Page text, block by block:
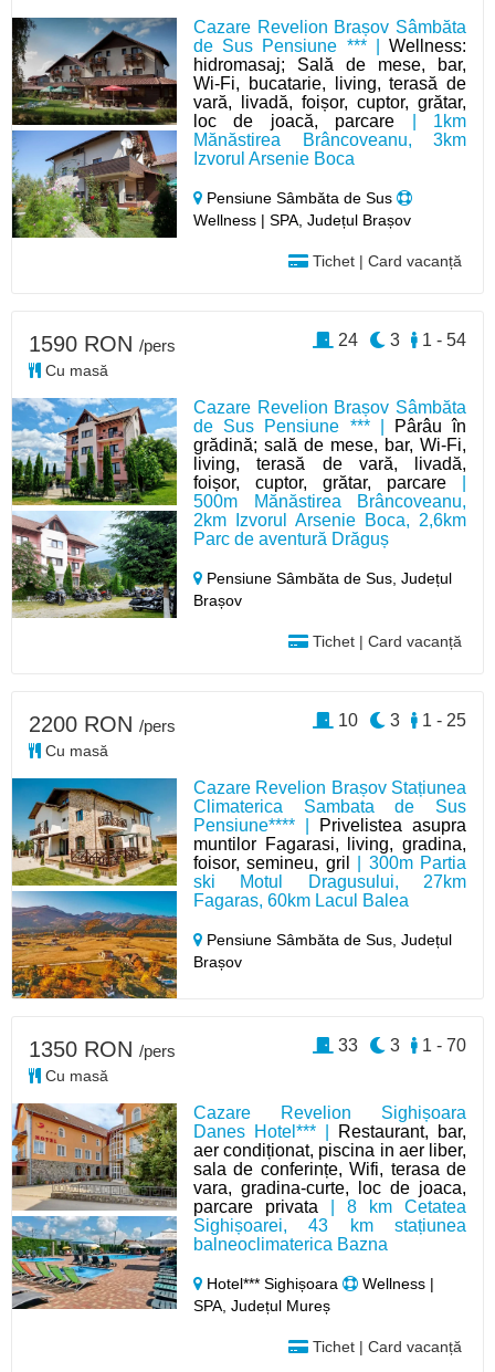
Cazare Revelion Brașov Sâmbăta
de Sus Pensiune *** | Wellness:
hidromasaj; Sală de mese, bar,
Wi-Fi, bucatarie, living, terasă de
vară, livadă, foișor, cuptor, grătar,
loc de joacă, parcare | 1km
Mănăstirea Brâncoveanu, 3km
Izvorul Arsenie Boca
Pensiune Sâmbăta de Sus
Wellness | SPA, Județul Brașov
Tichet | Card vacanță
Cazare Revelion Brașov Sâmbăta
de Sus Pensiune *** |
Pârâu în
grădină; sală de mese, bar, Wi-Fi,
living, terasă de vară, livadă,
foișor, cuptor, grătar, parcare
500m Mănăstirea Brâncoveanu,
2km Izvorul Arsenie Boca, 2,6km
Parc de aventură Drăguș
Pensiune Sâmbăta de Sus,Județul
Brașov
Tichet | Card vacanță
1590 RON /pers
Cu masă
1 - 54
3
24
Cazare Revelion Brașov Stațiunea
Climaterica Sambata de Sus
Pensiune**** |
Privelistea asupra
muntilor Fagarasi, living, gradina,
foisor, semineu, gril
| 300m Partia
ski Motul Dragusului, 27km
Fagaras, 60km Lacul Balea
Pensiune Sâmbăta de Sus,Județul
Brașov
2200 RON /pers
Cu masă
1 - 25
3
10
Cazare Revelion Sighișoara
Danes Hotel*** |
Restaurant, bar,
aer condiționat, piscina in aer liber,
sala de conferințe, Wifi, terasa de
vara, gradina-curte, loc de joaca,
parcare privata | 8 km Cetatea
Sighișoarei, 43 km stațiunea
balneoclimaterica Bazna
Hotel*** Sighișoara
Wellness |
SPA, Județul Mureș
Tichet | Card vacanță
1350 RON /pers
Cu masă
1 - 70
3
33